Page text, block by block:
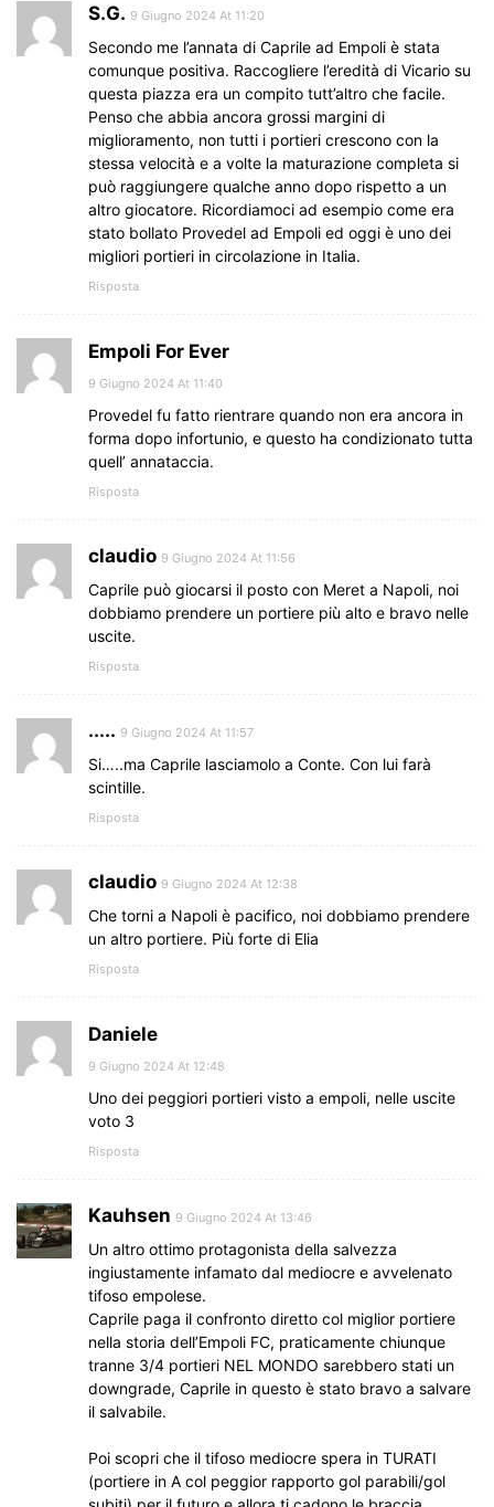
S.G. 9 Giugno 2024 At 11:20
Secondo me l’annata di Caprile ad Empoli è stata
comunque positiva. Raccogliere l’eredità di Vicario su
questa piazza era un compito tutt’altro che facile.
Penso che abbia ancora grossi margini di
miglioramento, non tutti i portieri crescono con la
stessa velocità e a volte la maturazione completa si
può raggiungere qualche anno dopo rispetto a un
altro giocatore. Ricordiamoci ad esempio come era
stato bollato Provedel ad Empoli ed oggi è uno dei
migliori portieri in circolazione in Italia.
Risposta
Empoli For Ever
9 Giugno 2024 At 11:40
Provedel fu fatto rientrare quando non era ancora in
forma dopo infortunio, e questo ha condizionato tutta
quell’ annataccia.
Risposta
claudio 9 Giugno 2024 At 11:56
Caprile può giocarsi il posto con Meret a Napoli, noi
dobbiamo prendere un portiere più alto e bravo nelle
uscite.
Risposta
..... 9 Giugno 2024 At 11:57
Si…..ma Caprile lasciamolo a Conte. Con lui farà
scintille.
Risposta
claudio 9 Giugno 2024 At 12:38
Che torni a Napoli è pacifico, noi dobbiamo prendere
un altro portiere. Più forte di Elia
Risposta
Daniele
9 Giugno 2024 At 12:48
Uno dei peggiori portieri visto a empoli, nelle uscite
voto 3
Risposta
Kauhsen 9 Giugno 2024 At 13:46
Un altro ottimo protagonista della salvezza
ingiustamente infamato dal mediocre e avvelenato
tifoso empolese.
Caprile paga il confronto diretto col miglior portiere
nella storia dell’Empoli FC, praticamente chiunque
tranne 3/4 portieri NEL MONDO sarebbero stati un
downgrade, Caprile in questo è stato bravo a salvare
il salvabile.
Poi scopri che il tifoso mediocre spera in TURATI
(portiere in A col peggior rapporto gol parabili/gol